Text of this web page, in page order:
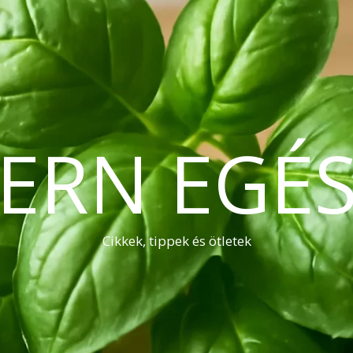
Cikkek, tippek és ötletek